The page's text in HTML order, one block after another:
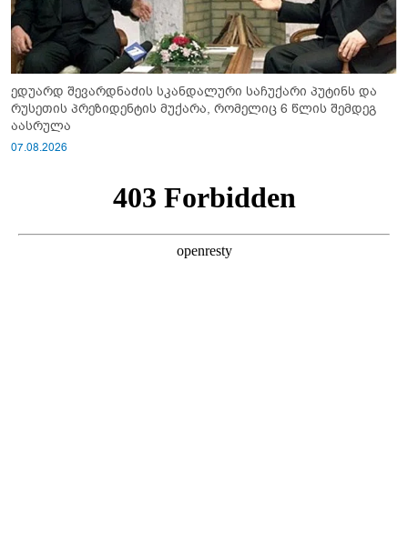
ედუარდ შევარდნაძის სკანდალური საჩუქარი პუტინს და
რუსეთის პრეზიდენტის მუქარა, რომელიც 6 წლის შემდეგ
აასრულა
07.08.2026